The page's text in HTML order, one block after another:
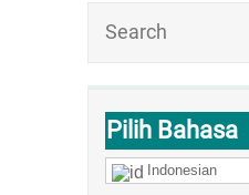
Pilih Bahasa
Indonesian